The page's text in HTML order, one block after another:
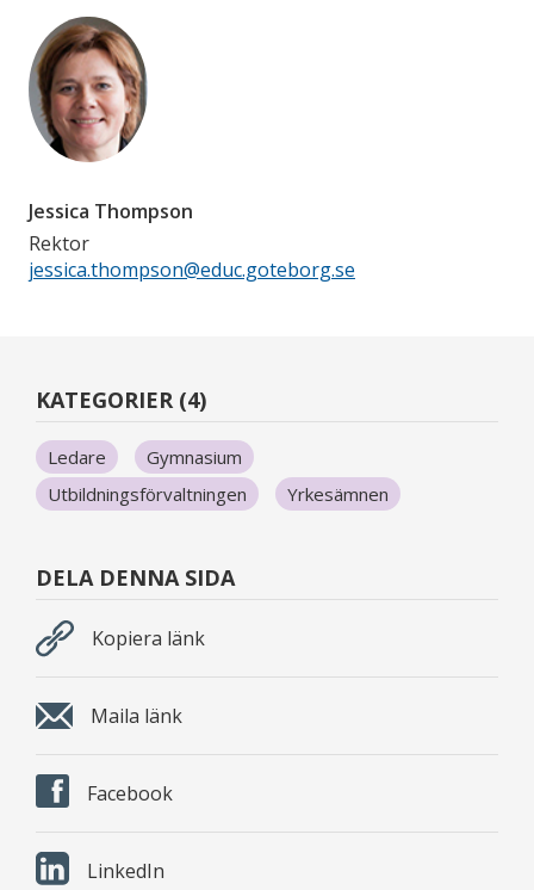
Jessica Thompson
Rektor
jessica.thompson@educ.goteborg.se
KATEGORIER (4)
Ledare
Gymnasium
Utbildningsförvaltningen
Yrkesämnen
DELA DENNA SIDA
Kopiera länk
Maila länk
Facebook
LinkedIn